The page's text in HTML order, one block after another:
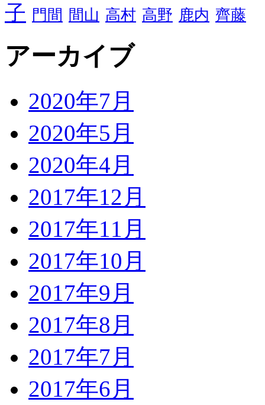
子 門間 間山 高村 高野 鹿内 齊藤
アーカイブ
2020年7月
2020年5月
2020年4月
2017年12月
2017年11月
2017年10月
2017年9月
2017年8月
2017年7月
2017年6月